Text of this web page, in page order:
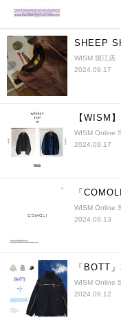
SHEEP
WISM 堀江店
2024.09.17
【WISM
WISM Online
2024.09.17
「
WISM Online
2024.09.13
「BOTT
WISM Online
2024.09.12